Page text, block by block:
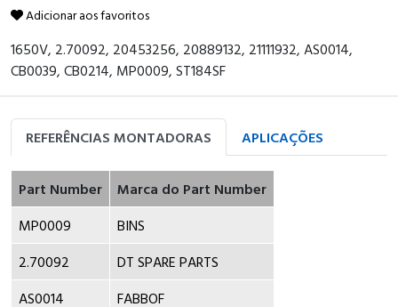
Adicionar aos favoritos
1650V, 2.70092, 20453256, 20889132, 21111932, AS0014,
CB0039, CB0214, MP0009, ST184SF
REFERÊNCIAS MONTADORAS APLICAÇÕES
Part Number
Marca do Part Number
MP0009
BINS
2.70092
DT SPARE PARTS
AS0014
FABBOF